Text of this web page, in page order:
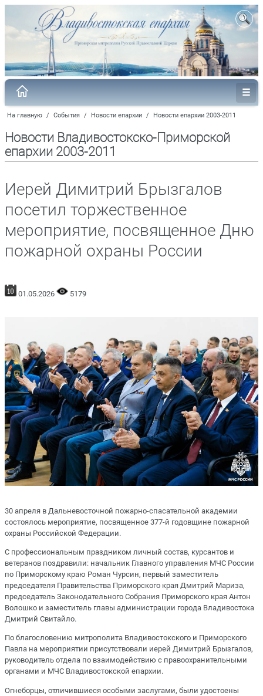
На главную / События / Новости епархии / Новости епархии 2003-2011
Новости Владивостокско-Приморской
епархии 2003-2011
Иерей Димитрий Брызгалов
посетил торжественное
мероприятие, посвященное Дню
пожарной охраны России
01.05.2026 5179
30 апреля в Дальневосточной пожарно-спасательной академии
состоялось мероприятие, посвященное 377-й годовщине пожарной
охраны Российской Федерации.
С профессиональным праздником личный состав, курсантов и
ветеранов поздравили: начальник Главного управления МЧС России
по Приморскому краю Роман Чурсин, первый заместитель
председателя Правительства Приморского края Дмитрий Мариза,
председатель Законодательного Собрания Приморского края Антон
Волошко и заместитель главы администрации города Владивостока
Дмитрий Свитайло.
По благословению митрополита Владивостокского и Приморского
Павла на мероприятии присутствовали иерей Димитрий Брызгалов,
руководитель отдела по взаимодействию с правоохранительными
органами и МЧС Владивостокской епархии.
Огнеборцы, отличившиеся особыми заслугами, были удостоены